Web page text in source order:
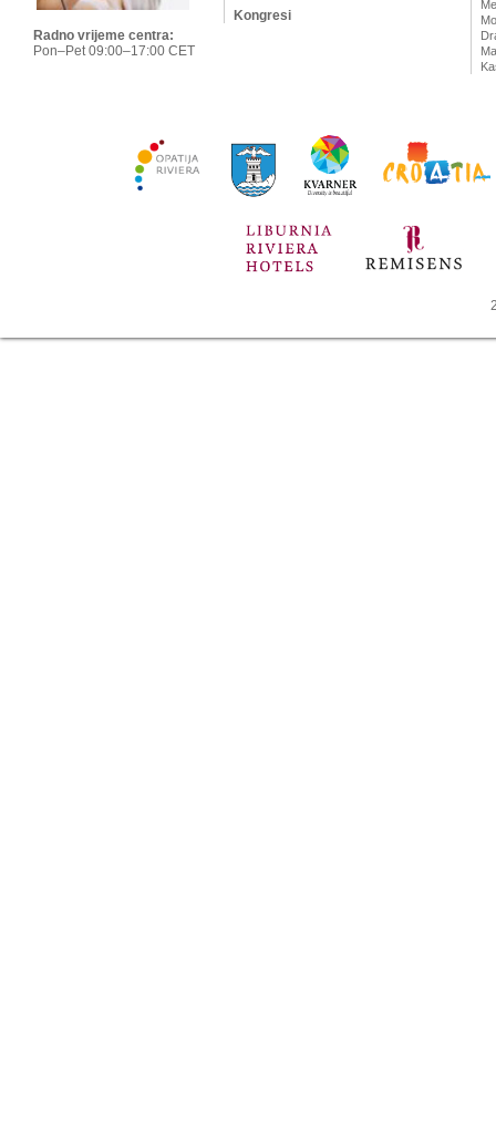
Radno vrijeme centra:
Pon–Pet 09:00–17:00 CET
Kongresi